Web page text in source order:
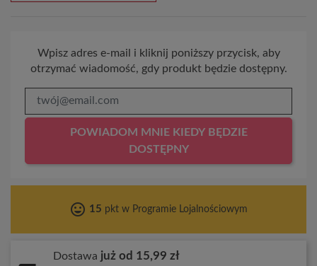
Wpisz adres e-mail i kliknij poniższy przycisk, aby
otrzymać wiadomość, gdy produkt będzie dostępny.
POWIADOM MNIE KIEDY BĘDZIE
DOSTĘPNY
tag_faces 15 pkt w Programie Lojalnościowym
Dostawa już od 15,99 zł